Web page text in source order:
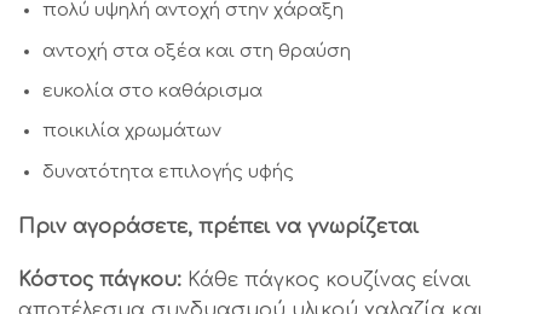
πολύ υψηλή αντοχή στην χάραξη
αντοχή στα οξέα και στη θραύση
ευκολία στο καθάρισμα
ποικιλία χρωμάτων
δυνατότητα επιλογής υφής
Πριν αγοράσετε, πρέπει να γνωρίζεται
Κόστος πάγκου: Κάθε πάγκος κουζίνας είναι